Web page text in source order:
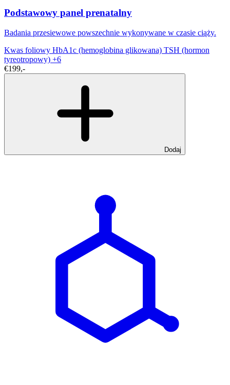
Podstawowy panel prenatalny
Badania przesiewowe powszechnie wykonywane w czasie ciąży.
Kwas foliowy HbA1c (hemoglobina glikowana) TSH (hormon
tyreotropowy) +6
€199,-
Dodaj